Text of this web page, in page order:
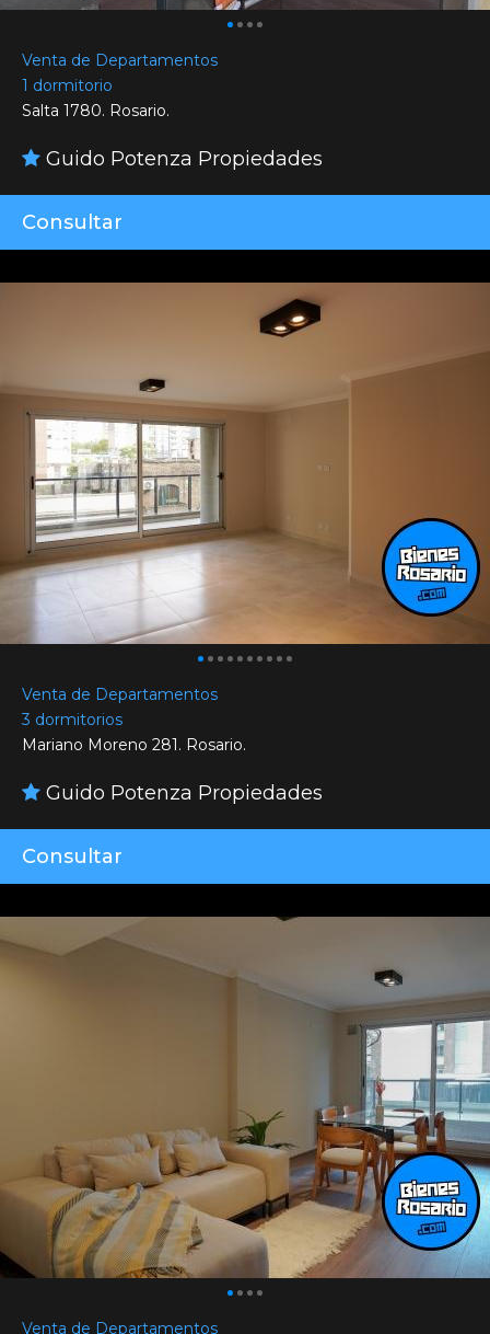
Venta de Departamentos
1 dormitorio
Salta 1780. Rosario.
Guido Potenza Propiedades
Consultar
Venta de Departamentos
3 dormitorios
Mariano Moreno 281. Rosario.
Guido Potenza Propiedades
Consultar
Venta de Departamentos